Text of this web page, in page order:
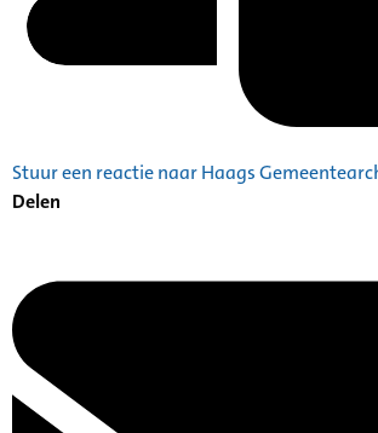
Stuur een reactie naar Haags
Delen